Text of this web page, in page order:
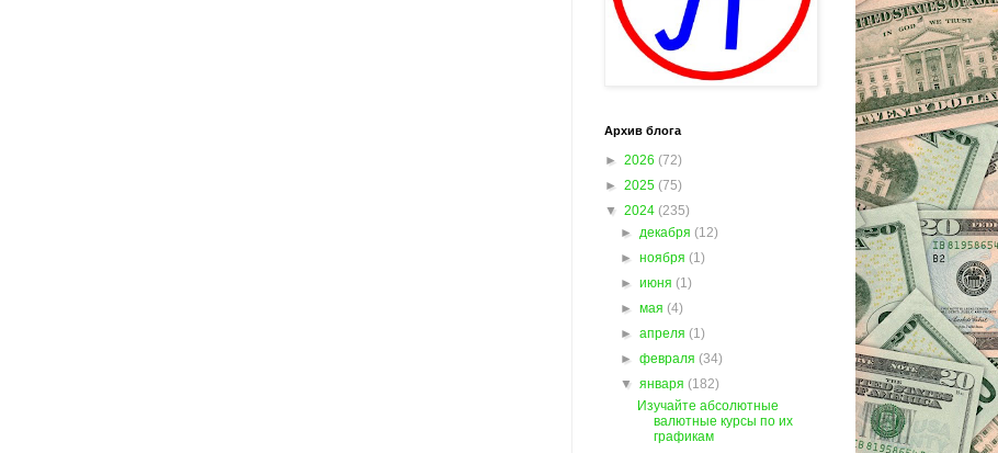
Архив блога
► 2026 (72)
► 2025 (75)
▼ 2024 (235)
►декабря(12)
►ноября(1)
►июня(1)
►мая(4)
►апреля(1)
►февраля(34)
▼января(182)
Изучайте абсолютные
валютные курсы по их
графикам